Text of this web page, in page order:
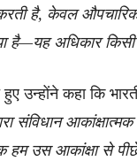
करती है, केवल
है—यह अधिकार
उन्होंने कहा कि
संविधान
हम उस आकांक्षा से